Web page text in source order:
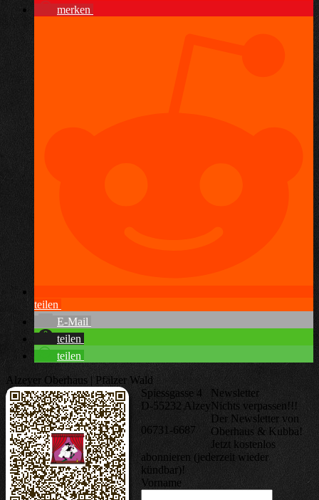
merken
teilen
E-Mail
teilen
teilen
Alzeyer Oberhaus | Pfälzer Wald
Spiessgasse 4
D-55232 Alzey
06731-6687
Newsletter
Nichts verpassen!!!
Der Newsletter von
Oberhaus & Kubba!
Jetzt kostenlos
abonnieren (jederzeit wieder
kündbar)!
Vorname